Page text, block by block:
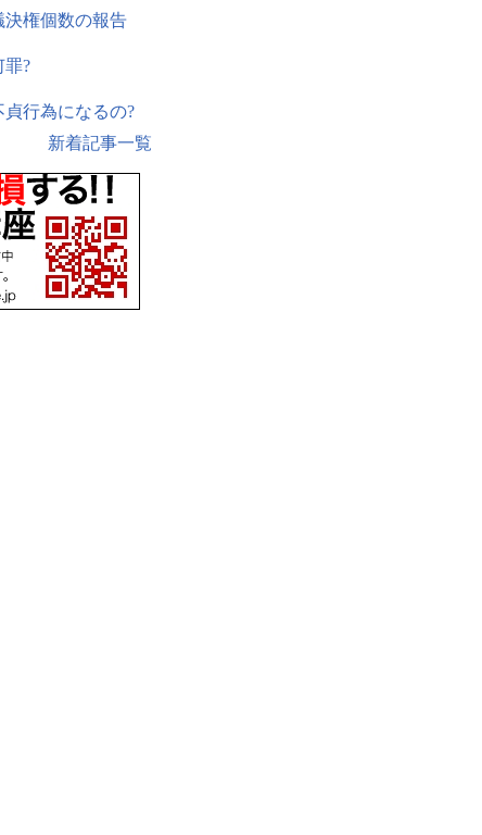
権個数の報告
罪?
行為になるの?
新着記事一覧